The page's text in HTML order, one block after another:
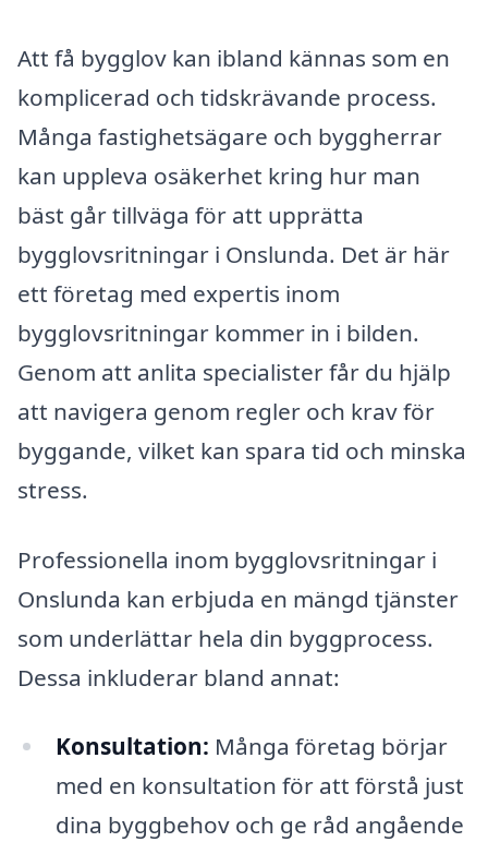
Att få bygglov kan ibland kännas som en
komplicerad och tidskrävande process.
Många fastighetsägare och byggherrar
kan uppleva osäkerhet kring hur man
bäst går tillväga för att upprätta
bygglovsritningar i Onslunda. Det är här
ett företag med expertis inom
bygglovsritningar kommer in i bilden.
Genom att anlita specialister får du hjälp
att navigera genom regler och krav för
byggande, vilket kan spara tid och minska
stress.
Professionella inom bygglovsritningar i
Onslunda kan erbjuda en mängd tjänster
som underlättar hela din byggprocess.
Dessa inkluderar bland annat:
Konsultation: Många företag börjar
med en konsultation för att förstå just
dina byggbehov och ge råd angående